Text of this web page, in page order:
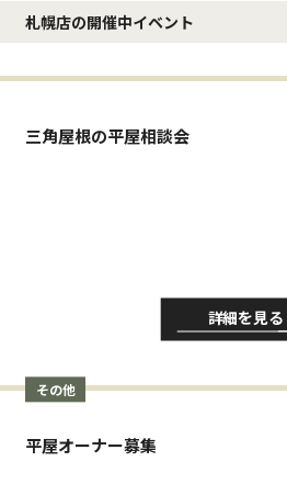
札幌店の開催中イベント
三角屋根の平屋相談会
詳細を見る
その他
平屋オーナー募集